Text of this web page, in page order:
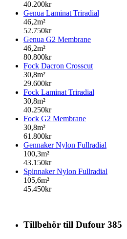
40.200kr
Genua Laminat Triradial
46,2m²
52.750kr
Genua G2 Membrane
46,2m²
80.800kr
Fock Dacron Crosscut
30,8m²
29.600kr
Fock Laminat Triradial
30,8m²
40.250kr
Fock G2 Membrane
30,8m²
61.800kr
Gennaker Nylon Fullradial
100,3m²
43.150kr
Spinnaker Nylon Fullradial
105,6m²
45.450kr
Tillbehör till Dufour 385